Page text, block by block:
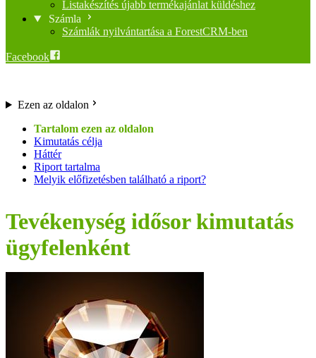
Listakészítés újabb termékajánlat küldéshez
Számla
Számlák nyilvántartása a ForestCRM-ben
Facebook
Ezen az oldalon
Kimutatás célja
Háttér
Riport tartalma
Melyik előfizetésben található a riport?
Tevékenység idősor kimutatás
ügyfelenként